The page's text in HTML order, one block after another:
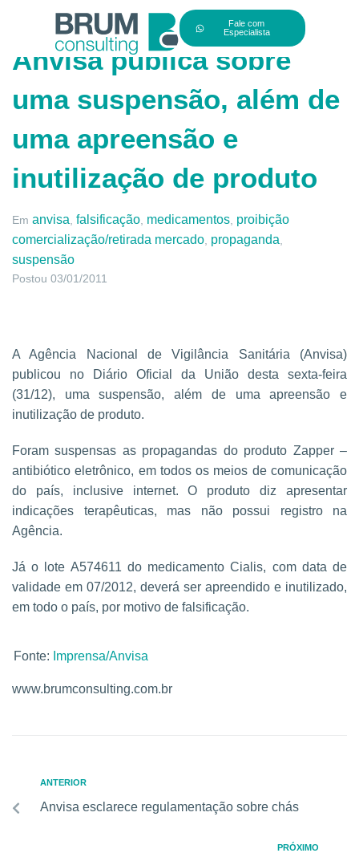
Fale com
Especialista
Anvisa publica sobre
uma suspensão, além de
uma apreensão e
inutilização de produto
Em anvisa falsificação medicamentos proibição
comercialização/retirada mercado propaganda
suspensão
Postou 03/01/2011
A Agência Nacional de Vigilância Sanitária (Anvisa)
publicou no Diário Oficial da União desta sexta-feira
(31/12), uma suspensão, além de uma apreensão e
inutilização de produto.
Foram suspensas as propagandas do produto Zapper –
antibiótico eletrônico, em todos os meios de comunicação
do país, inclusive internet. O produto diz apresentar
indicações terapêuticas, mas não possui registro na
Agência.
Já o lote A574611 do medicamento Cialis, com data de
validade em 07/2012, deverá ser apreendido e inutilizado,
em todo o país, por motivo de falsificação.
Fonte: Imprensa/Anvisa
www.brumconsulting.com.br
ANTERIOR
Anvisa esclarece regulamentação sobre chás
PRÓXIMO